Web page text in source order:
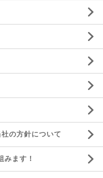
の方針について
みます！